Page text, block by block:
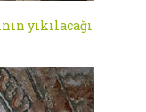
yıkılacağı